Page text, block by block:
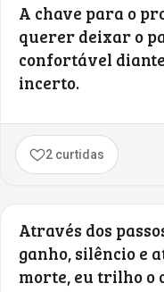
A chave para o
querer deixar o
confortável
incerto.
2 curtidas
Através dos
ganho, silêncio e
morte, eu trilho o